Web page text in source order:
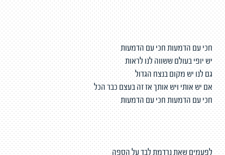
חכי עם הדמעות חכי עם הדמעות
יש יופי בעולם ששווה לנו לראות
גם לנו יש מקום בנצח הגדול
אם יש אותי ויש אותך אז זה בעצם כבר הכל
חכי עם הדמעות חכי עם הדמעות